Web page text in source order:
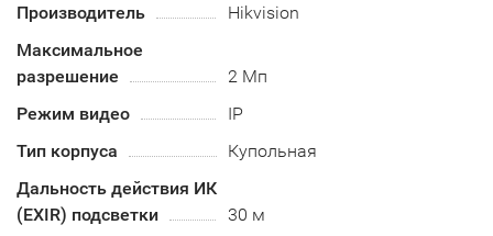
Производитель
Hikvision
Максимальное
разрешение
2 Мп
Режим видео
IP
Тип корпуса
Купольная
Дальность действия ИК
(EXIR) подсветки
30 м